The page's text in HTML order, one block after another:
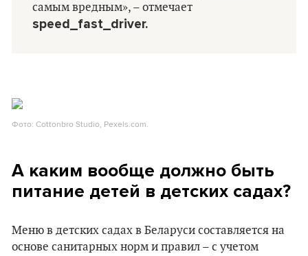
самым вредным», – отмечает
speed_fast_driver.
Фото: Cottonbro Studio, Pexels.com.
А каким вообще должно быть
питание детей в детских садах?
Меню в детских садах в Беларуси составляется на
основе санитарных норм и правил – с учетом